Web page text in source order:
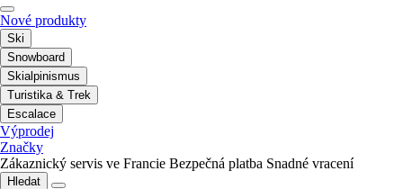
Nové produkty
Ski
Snowboard
Skialpinismus
Turistika & Trek
Escalace
Výprodej
Značky
Zákaznický servis ve Francie Bezpečná platba Snadné vracení
Hledat